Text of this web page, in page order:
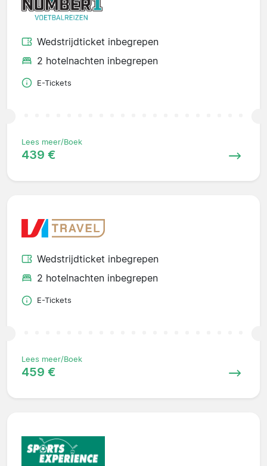
Wedstrijdticket inbegrepen
2 hotelnachten inbegrepen
E-Tickets
Lees meer/Boek
439 €
Wedstrijdticket inbegrepen
2 hotelnachten inbegrepen
E-Tickets
Lees meer/Boek
459 €